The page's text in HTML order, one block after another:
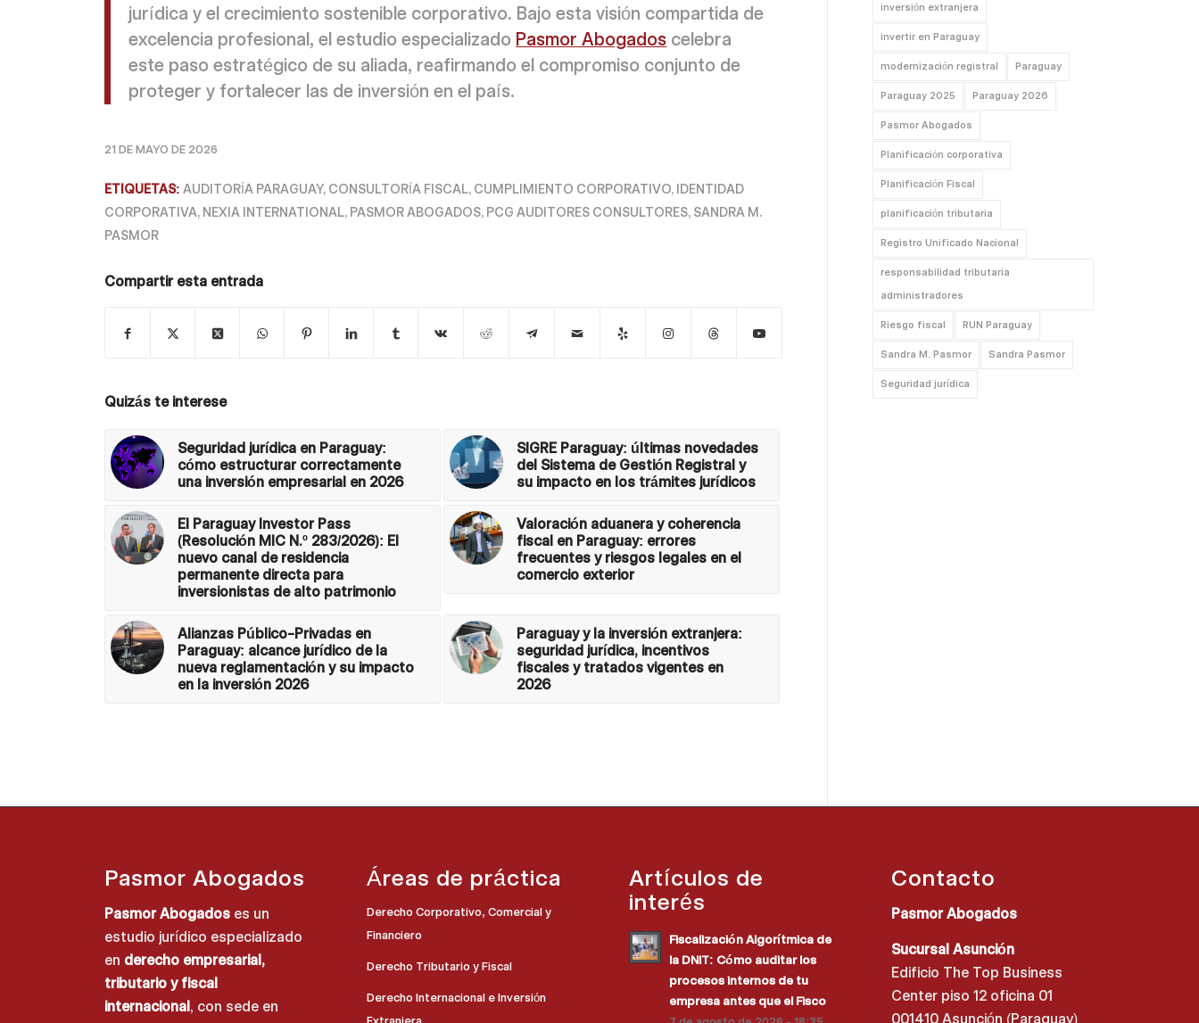
jurídica y el crecimiento sostenible corporativo. Bajo esta visión compartida de
excelencia profesional, el estudio especializado Pasmor Abogados celebra
este paso estratégico de su aliada, reafirmando el compromiso conjunto de
proteger y fortalecer las de inversión en el país.
21 DE MAYO DE 2026
ETIQUETAS: AUDITORÍA PARAGUAY, CONSULTORÍA FISCAL, CUMPLIMIENTO CORPORATIVO, IDENTIDAD
CORPORATIVA, NEXIA INTERNATIONAL, PASMOR ABOGADOS, PCG AUDITORES CONSULTORES, SANDRA M.
PASMOR
Compartir esta entrada
Quizás te interese
Seguridad jurídica en Paraguay:
cómo estructurar correctamente
una inversión empresarial en 2026
SIGRE Paraguay: últimas novedades
del Sistema de Gestión Registral y
su impacto en los trámites jurídicos
El Paraguay Investor Pass
(Resolución MIC N.º 283/2026): El
nuevo canal de residencia
permanente directa para
inversionistas de alto patrimonio
Valoración aduanera y coherencia
fiscal en Paraguay: errores
frecuentes y riesgos legales en el
comercio exterior
Alianzas Público-Privadas en
Paraguay: alcance jurídico de la
nueva reglamentación y su impacto
en la inversión 2026
Paraguay y la inversión extranjera:
seguridad jurídica, incentivos
fiscales y tratados vigentes en
2026
inversión extranjera
invertir en Paraguay
modernización registral Paraguay
Paraguay 2025 Paraguay 2026
Pasmor Abogados
Planificación corporativa
Planificación Fiscal
planificación tributaria
Registro Unificado Nacional
responsabilidad tributaria
administradores
Riesgo fiscal RUN Paraguay
Sandra M. Pasmor Sandra Pasmor
Seguridad jurídica
Pasmor Abogados
Pasmor Abogados es un
estudio jurídico especializado
en derecho empresarial,
tributario y fiscal
internacional, con sede en
Áreas de práctica
Derecho Corporativo, Comercial y
Financiero
Derecho Tributario y Fiscal
Derecho Internacional e Inversión
Artículos de
interés
Fiscalización Algorítmica de
la DNIT: Cómo auditar los
procesos internos de tu
empresa antes que el Fisco
Contacto
Pasmor Abogados
Sucursal Asunción
Edificio The Top Business
Center piso 12 oficina 01
001410 Asunción (Paraguay)